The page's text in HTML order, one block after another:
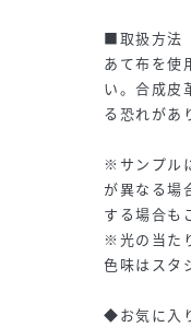
■取扱方法
あて布を使
い。合成皮
る恐れがあ
※サンプル
が異なる場
する場合も
※光の当た
色味はスタ
◆お気に入